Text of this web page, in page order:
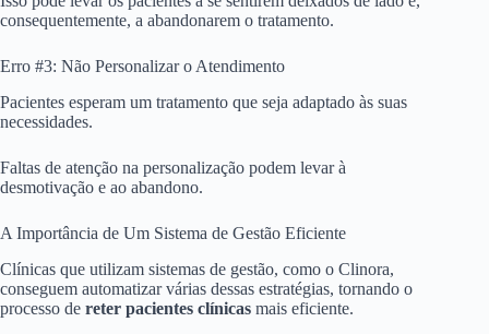
consequentemente, a abandonarem o tratamento.
Erro #3: Não Personalizar o Atendimento
Pacientes esperam um tratamento que seja adaptado às suas
necessidades.
Faltas de atenção na personalização podem levar à
desmotivação e ao abandono.
A Importância de Um Sistema de Gestão Eficiente
Clínicas que utilizam sistemas de gestão, como o Clinora,
conseguem automatizar várias dessas estratégias, tornando o
processo de reter pacientes clínicas mais eficiente.